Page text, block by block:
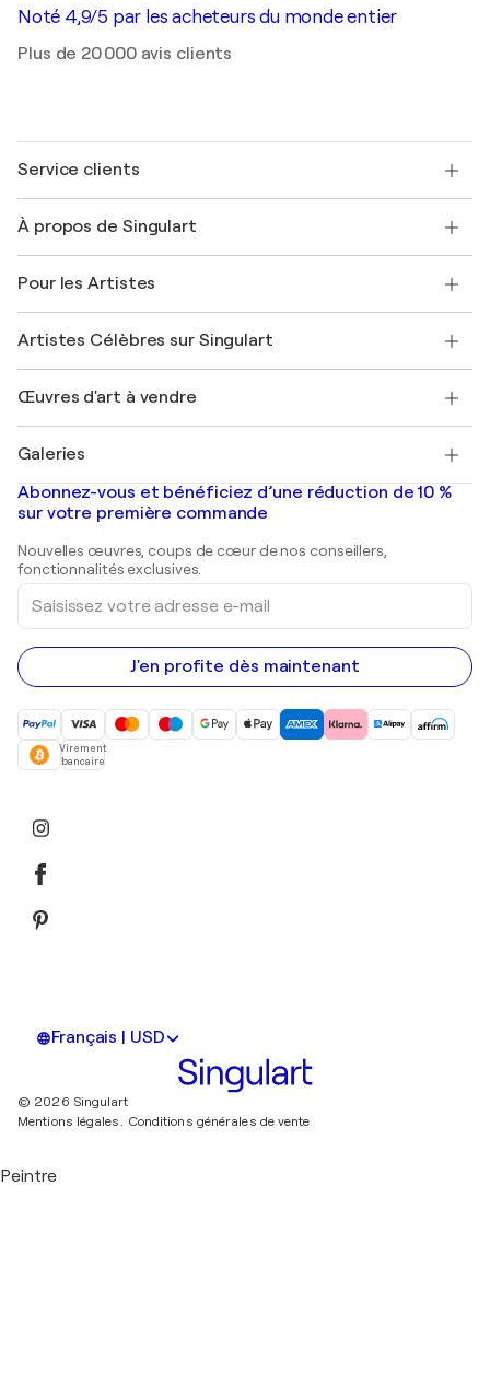
Noté 4,9/5 par les acheteurs du monde entier
Plus de 20 000 avis clients
Service clients
Expédition
Offrir une carte cadeau
Rejoignez notre programme commercial
Mon compte
+33 1 76 44 06 42
À propos de Singulart
FAQ
Magazine Singulart
Emplois
Découvrez une sélection d'art original
Pour les Artistes
Se connecter en tant qu'Artiste
Artistes Célèbres sur Singulart
Marc Chagall
Banksy
Mr. Brainwash
Shepard Fairey
Œuvres d'art à vendre
Tableaux abstraits à vendre
Peintures de paysage
Estampes
Peintures acryliques
Galeries
Galeries d'art en France
Galeries d'art en Belgique
Abonnez-vous et bénéficiez d’une réduction de 10 %
sur votre première commande
Nouvelles œuvres, coups de cœur de nos conseillers,
fonctionnalités exclusives.
Saisissez
votre
adresse
e-
mail
J'en profite dès maintenant
Virement
bancaire
Français | USD
© 2026 Singulart
Mentions légales. Conditions générales de vente
Peintre